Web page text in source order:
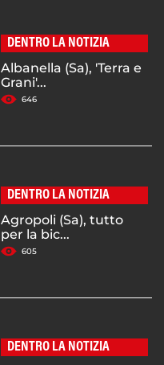
DENTRO LA NOTIZIA
Albanella (Sa), 'Terra e
Grani'...
646
DENTRO LA NOTIZIA
Agropoli (Sa), tutto
per la bic...
605
DENTRO LA NOTIZIA